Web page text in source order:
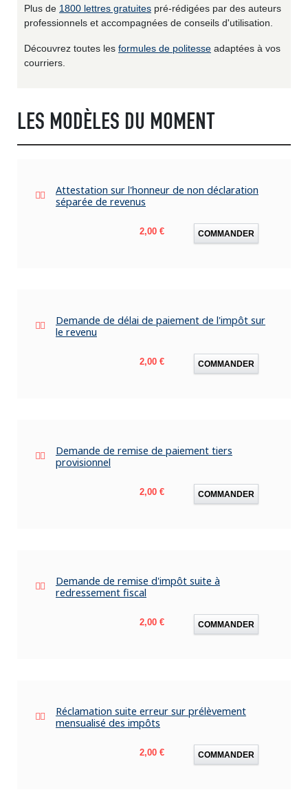
Plus de 1800 lettres gratuites pré-rédigées par des auteurs
professionnels et accompagnées de conseils d'utilisation.
Découvrez toutes les formules de politesse adaptées à vos
courriers.
LES MODÈLES DU MOMENT
Attestation sur l'honneur de non déclaration
séparée de revenus
Prix
2,00 € COMMANDER
Demande de délai de paiement de l'impôt sur
le revenu
Prix
2,00 € COMMANDER
Demande de remise de paiement tiers
provisionnel
Prix
2,00 € COMMANDER
Demande de remise d'impôt suite à
redressement fiscal
Prix
2,00 € COMMANDER
Réclamation suite erreur sur prélèvement
mensualisé des impôts
Prix
2,00 € COMMANDER